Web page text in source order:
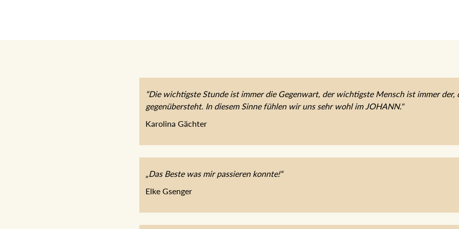
“Die wichtigste Stunde ist immer die Gegenwart, der wichtigste Mensch ist immer der,
gegenübersteht. In diesem Sinne fühlen wir uns sehr wohl im JOHANN."
Karolina Gächter
„Das Beste was mir passieren konnte!“
Elke Gsenger